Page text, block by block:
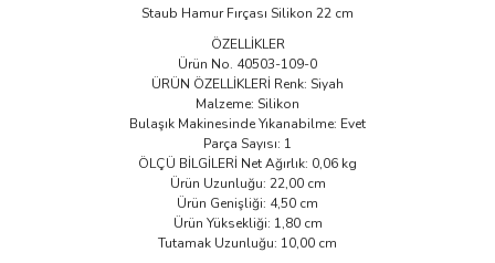
Staub Hamur Fırçası Silikon 22 cm
ÖZELLİKLER
Ürün No. 40503-109-0
ÜRÜN ÖZELLİKLERİ Renk: Siyah
Malzeme: Silikon
Bulaşık Makinesinde Yıkanabilme: Evet
Parça Sayısı: 1
ÖLÇÜ BİLGİLERİ Net Ağırlık: 0,06 kg
Ürün Uzunluğu: 22,00 cm
Ürün Genişliği: 4,50 cm
Ürün Yüksekliği: 1,80 cm
Tutamak Uzunluğu: 10,00 cm